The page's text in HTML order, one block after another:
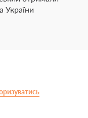
України